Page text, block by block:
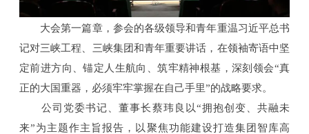
大会第一篇章，参会的各级领导和青年重温习近平总书
记对三峡工程、三峡集团和青年重要讲话，在领袖寄语中坚
定前进方向、锚定人生航向、筑牢精神根基，深刻领会“真
正的大国重器，必须牢牢掌握在自己手里”的战略要求。
公司党委书记、董事长蔡玮良以“拥抱创变、共融未
来”为主题作主旨报告，以聚焦功能建设打造集团智库高